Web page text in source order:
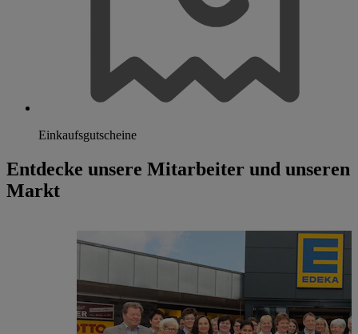
Einkaufsgutscheine
Entdecke unsere Mitarbeiter und unseren
Markt